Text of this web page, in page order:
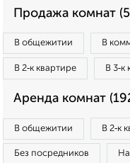
Продажа комнат
В общежитии В
В 2‑к квартире В 3‑к
Аренда комнат
В общежитии В 2‑к
Без посредников